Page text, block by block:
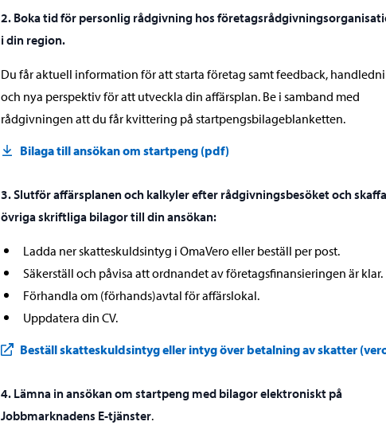
2. Boka tid för personlig rådgivning hos
i din region.
Du får aktuell information för att starta företag samt feedback,
och nya perspektiv för att utveckla din affärsplan. Be i samband med
rådgivningen att du får kvittering på startpengsbilageblanketten.
Bilaga till ansökan om startpeng (pdf)
3. Slutför affärsplanen och kalkyler efter rådgivningsbesöket och skaffa
övriga skriftliga bilagor till din ansökan:
Ladda ner skatteskuldsintyg i OmaVero eller beställ per post.
Säkerställ och påvisa att ordnandet av företagsfinansieringen är klar.
Förhandla om (förhands)avtal för affärslokal.
Uppdatera din CV.
Beställ skatteskuldsintyg eller intyg över betalning av skatter
4. Lämna in ansökan om startpeng med bilagor elektroniskt på
Jobbmarknadens E-tjänster.